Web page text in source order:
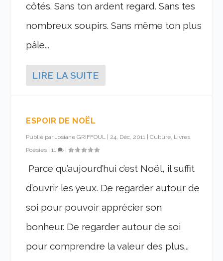
côtés. Sans ton ardent regard. Sans tes
nombreux soupirs. Sans même ton plus
pâle...
LIRE LA SUITE
ESPOIR DE NOËL
Publié parJosiane GRIFFOUL 24, Déc, 2011 |Culture, Livres,
Poésies |11 |
Parce qu’aujourd’hui c’est Noël, il suffit
d’ouvrir les yeux. De regarder autour de
soi pour pouvoir apprécier son
bonheur. De regarder autour de soi
pour comprendre la valeur des plus...